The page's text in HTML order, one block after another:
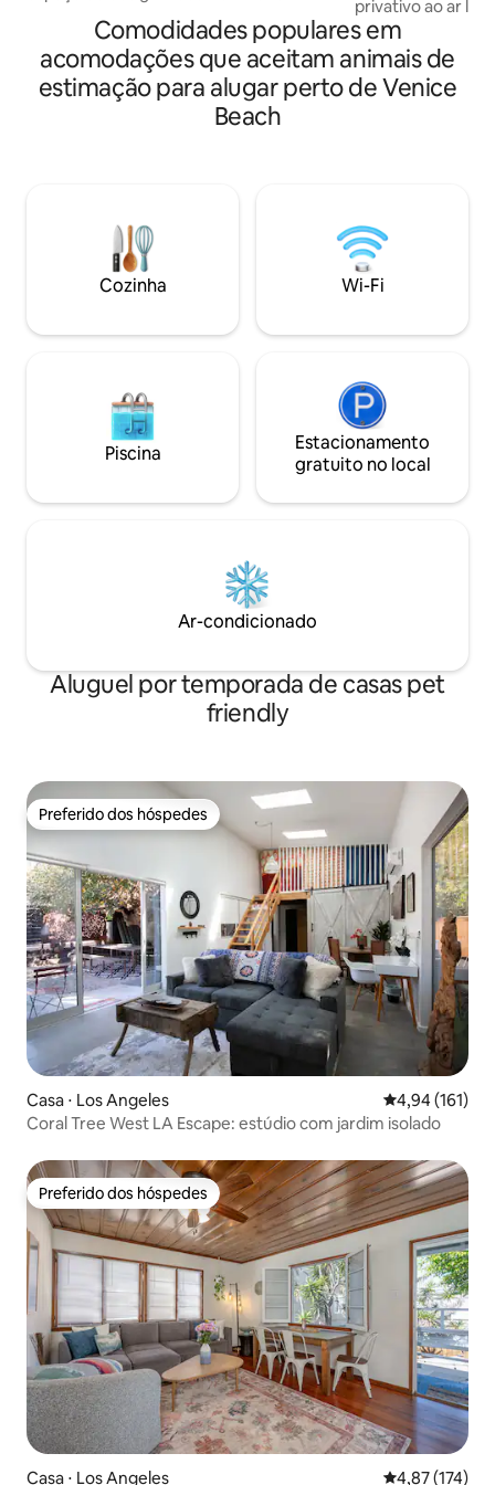
privativo ao ar
de Venice Beach. A praia, os canais,
Abbot Kinney,
muito mais estão
da sua porta. Esta casa tem tudo: Wi-Fi,
considerados ✭ NADA de festas, de jeito
nenhum: o
atentos estão
Comodidades populares em
acomodações que aceitam animais de
estimação para alugar perto de Venice
Beach
Cozinha Wi-Fi
Piscina
Estacionamento
gratuito no local
Ar-condicionado
Aluguel por temporada de casas pet
friendly
Preferido dos hóspedes
Preferido dos hóspedes
Casa ⋅ Los Angeles 4,94 de uma
4,94 (161)
Coral Tree West LA Escape: estúdio com jardim isolado
Preferido dos hóspedes
Preferido dos hóspedes
Casa ⋅ Los Angeles 4,87 de uma
4,87 (174)